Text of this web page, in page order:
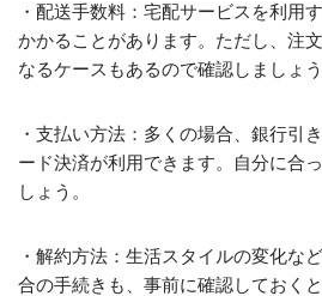
・配送手数料：宅配サービスを利用
かかることがあります。ただし、注
なるケースもあるので確認しましょう
・支払い方法：多くの場合、銀行引
ード決済が利用できます。自分に合
しょう。
・解約方法：生活スタイルの変化な
合の手続きも、事前に確認しておくと